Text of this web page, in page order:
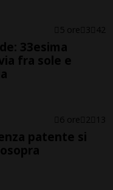
5 ore 3 42
33esima
fra sole e
6 ore 2 13
patente si